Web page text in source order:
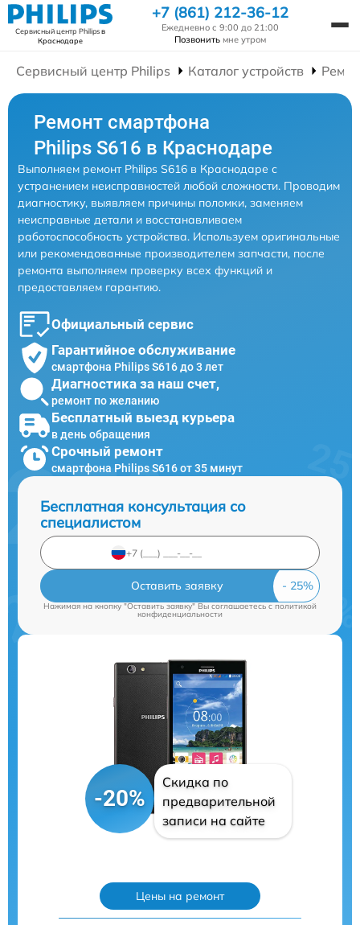
Сервисный центр Philipsв
Краснодаре
+7 (861) 212-36-12
Ежедневно с 9:00 до 21:00
Позвонить мне утром
Сервисный центр Philips Каталог устройств
Ремонт смартфона
Philips S616 в Краснодаре
Выполняем ремонт Philips S616 в Краснодаре с
устранением неисправностей любой сложности. Проводим
диагностику, выявляем причины поломки, заменяем
неисправные детали и восстанавливаем
работоспособность устройства. Используем оригинальные
или рекомендованные производителем запчасти, после
ремонта выполняем проверку всех функций и
предоставляем гарантию.
Официальный сервис
Гарантийное обслуживание
смартфона Philips S616 до 3 лет
Диагностика за наш счет,
ремонт по желанию
Бесплатный выезд курьера
в день обращения
Срочный ремонт
смартфона Philips S616 от 35 минут
Бесплатная консультация со
специалистом
Оставить заявку
Нажимая на кнопку "Оставить заявку" Вы соглашаетесь c политикой
конфиденциальности
-20%
Скидка по
предварительной
записи на сайте
Цены на ремонт